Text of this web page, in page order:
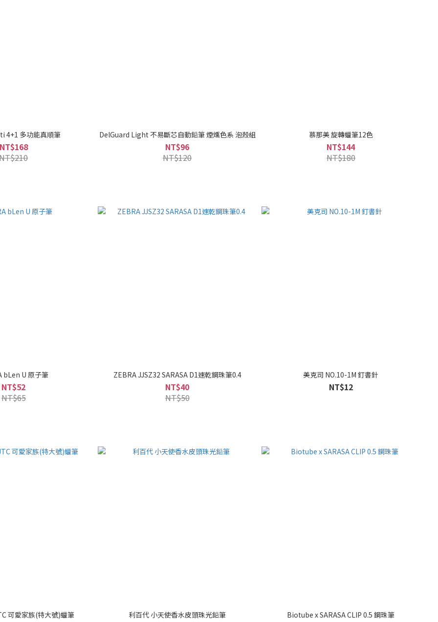
4+1 多功能真順筆 DelGuard Light 不易斷芯自動鉛筆 煙燻色系 泡殼組
NT$96
NT$120
慕那美 旋轉蠟筆12色
NT$144
NT$180
bLen U 原子筆
NT$52
NT$65
ZEBRA JJSZ32 SARASA D1速乾鋼珠筆0.4
NT$40
NT$50
美克司 NO.10-1M 釘書針
NT$12
可愛家族(特大號)蠟筆 利百代 小天使香水皮頭珠光鉛筆 Biotube x SARASA CLIP 0.5 鋼珠筆